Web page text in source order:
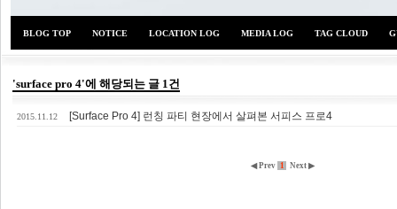
BLOG TOP NOTICE LOCATION LOG MEDIA LOG TAG CLOUD
'surface pro 4'에 해당되는 글 1건
2015.11.12 [Surface Pro 4] 런칭 파티 현장에서 살펴본 서피스 프로4
◀ Prev 1 Next ▶